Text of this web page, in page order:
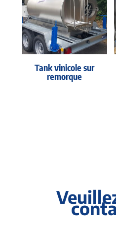
Tank vinicole sur
remorque